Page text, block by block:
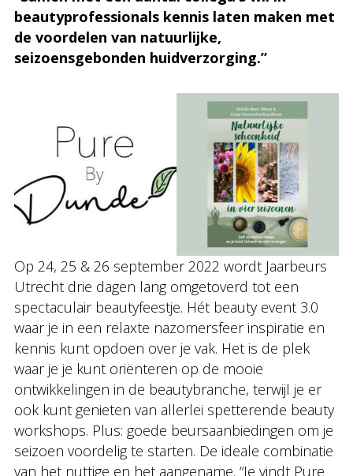
beautyprofessionals kennis laten maken met
de voordelen van natuurlijke,
seizoensgebonden huidverzorging.”
Op 24, 25 & 26 september 2022 wordt Jaarbeurs
Utrecht drie dagen lang omgetoverd tot een
spectaculair beautyfeestje. Hét beauty event 3.0
waar je in een relaxte nazomersfeer inspiratie en
kennis kunt opdoen over je vak. Het is de plek
waar je je kunt oriënteren op de mooie
ontwikkelingen in de beautybranche, terwijl je er
ook kunt genieten van allerlei spetterende beauty
workshops. Plus: goede beursaanbiedingen om je
seizoen voordelig te starten. De ideale combinatie
van het nuttige en het aangename. “Je vindt Pure